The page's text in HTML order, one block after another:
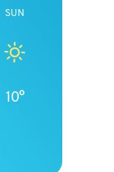
SUN
10°